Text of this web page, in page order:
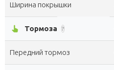
Ширина покрышки
pan_tool_alt Тормоза ?
Передний тормоз